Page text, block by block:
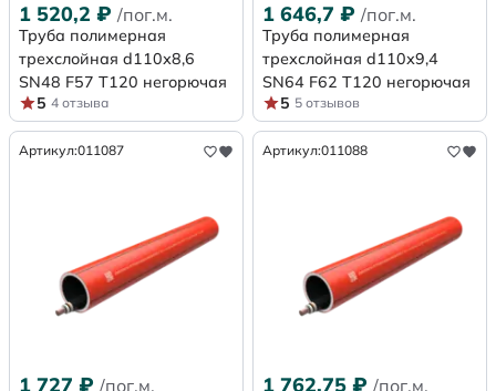
1 520,2 ₽ /пог.м.
Труба полимерная
трехслойная d110х8,6
SN48 F57 Т120 негорючая
5 4 отзыва
1 646,7 ₽ /пог.м.
Труба полимерная
трехслойная d110х9,4
SN64 F62 Т120 негорючая
5 5 отзывов
Артикул:011087
1 727 ₽ /пог.м.
Артикул:011088
1 762,75 ₽ /пог.м.